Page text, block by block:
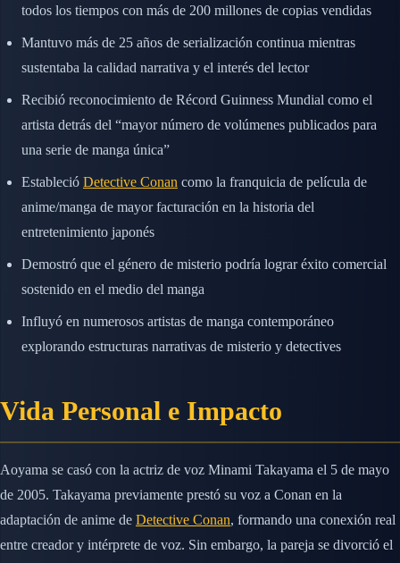
todos los tiempos con más de 200 millones de copias vendidas
Mantuvo más de 25 años de serialización continua mientras
sustentaba la calidad narrativa y el interés del lector
Recibió reconocimiento de Récord Guinness Mundial como el
artista detrás del “mayor número de volúmenes publicados para
una serie de manga única”
Estableció Detective Conan como la franquicia de película de
anime/manga de mayor facturación en la historia del
entretenimiento japonés
Demostró que el género de misterio podría lograr éxito comercial
sostenido en el medio del manga
Influyó en numerosos artistas de manga contemporáneo
explorando estructuras narrativas de misterio y detectives
Vida Personal e Impacto
Aoyama se casó con la actriz de voz Minami Takayama el 5 de mayo
de 2005. Takayama previamente prestó su voz a Conan en la
adaptación de anime de Detective Conan, formando una conexión real
entre creador y intérprete de voz. Sin embargo, la pareja se divorció el